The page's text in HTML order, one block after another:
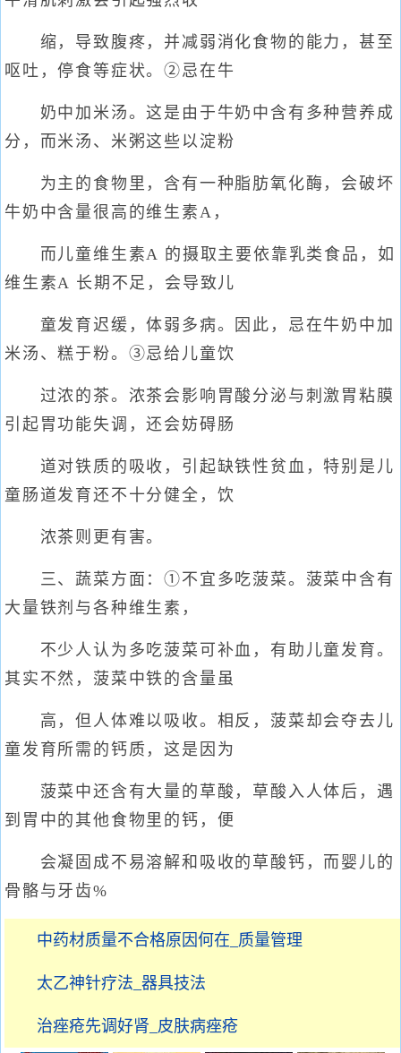
缩，导致腹疼，并减弱消化食物的能力，甚至
呕吐，停食等症状。②忌在牛
奶中加米汤。这是由于牛奶中含有多种营养成
分，而米汤、米粥这些以淀粉
为主的食物里，含有一种脂肪氧化酶，会破坏
牛奶中含量很高的维生素A，
而儿童维生素A 的摄取主要依靠乳类食品，如
维生素A 长期不足，会导致儿
童发育迟缓，体弱多病。因此，忌在牛奶中加
米汤、糕于粉。③忌给儿童饮
过浓的茶。浓茶会影响胃酸分泌与刺激胃粘膜
引起胃功能失调，还会妨碍肠
道对铁质的吸收，引起缺铁性贫血，特别是儿
童肠道发育还不十分健全，饮
浓茶则更有害。
三、蔬菜方面：①不宜多吃菠菜。菠菜中含有
大量铁剂与各种维生素，
不少人认为多吃菠菜可补血，有助儿童发育。
其实不然，菠菜中铁的含量虽
高，但人体难以吸收。相反，菠菜却会夺去儿
童发育所需的钙质，这是因为
菠菜中还含有大量的草酸，草酸入人体后，遇
到胃中的其他食物里的钙，便
会凝固成不易溶解和吸收的草酸钙，而婴儿的
骨骼与牙齿%
中药材质量不合格原因何在_质量管理
太乙神针疗法_器具技法
治痤疮先调好肾_皮肤病痤疮